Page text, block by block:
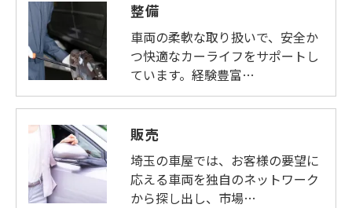
整備
車両の柔軟な取り扱いで、安全か
つ快適なカーライフをサポートし
ています。経験豊富…
販売
埼玉の車屋では、お客様の要望に
応える車両を独自のネットワーク
から探し出し、市場…